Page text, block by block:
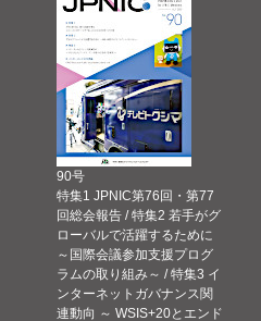
90号
特集1 JPNIC第76回・第77
回総会報告 / 特集2 若手がグ
ローバルで活躍するために
～国際会議参加支援プログ
ラムの取り組み～ / 特集3 イ
ンターネットガバナンス関
連動向 ～ WSIS+20とエンド